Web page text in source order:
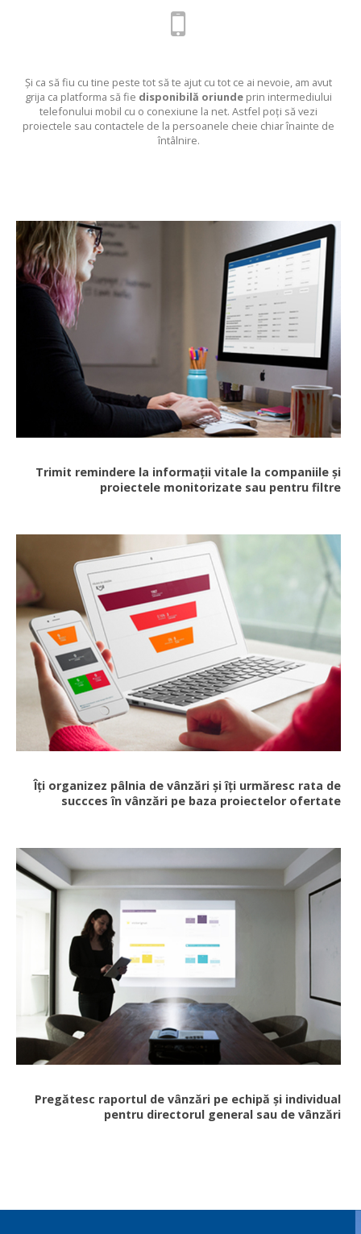
Și ca să fiu cu tine peste tot să te ajut cu tot ce ai nevoie, am avut
grija ca platforma să fie disponibilă oriunde prin intermediului
telefonului mobil cu o conexiune la net. Astfel poți să vezi
proiectele sau contactele de la persoanele cheie chiar înainte de
întâlnire.
Trimit remindere la informații vitale la companiile și
proiectele monitorizate sau pentru filtre
Îți organizez pâlnia de vânzări și îți urmăresc rata de
succces în vânzări pe baza proiectelor ofertate
Pregătesc raportul de vânzări pe echipă și individual
pentru directorul general sau de vânzări